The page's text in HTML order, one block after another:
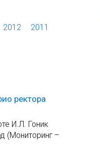
2012
2011
ректора
И.Л. Гоник
(Мониторинг –